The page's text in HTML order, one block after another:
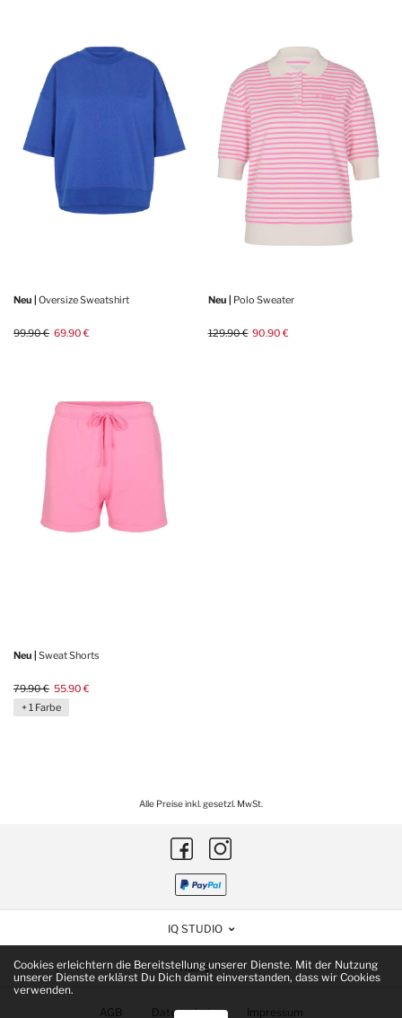
Cookies erleichtern die Bereitstellung unserer Dienste. Mit der Nutzung
unserer Dienste erklärst Du Dich damit einverstanden, dass wir Cookies
verwenden.
Neu | Oversize Sweatshirt
99.90 € 69.90 €
Neu | Polo Sweater
129.90 € 90.90 €
Neu | Sweat Shorts
79.90 € 55.90 €
+ 1 Farbe
Alle Preise inkl. gesetzl. MwSt.
IQ STUDIO
HILFE
AGB Datenschutz Impressum